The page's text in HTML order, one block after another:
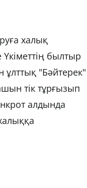
халық
былтыр
ұлттық "Бәйтерек"
тік тұрғызып
алдында